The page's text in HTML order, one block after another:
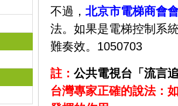
不過， 北京市電梯商會
法。如果是電梯控制系
難奏效。1050703
註： 公共電視台「流言
台灣專家正確的說法：